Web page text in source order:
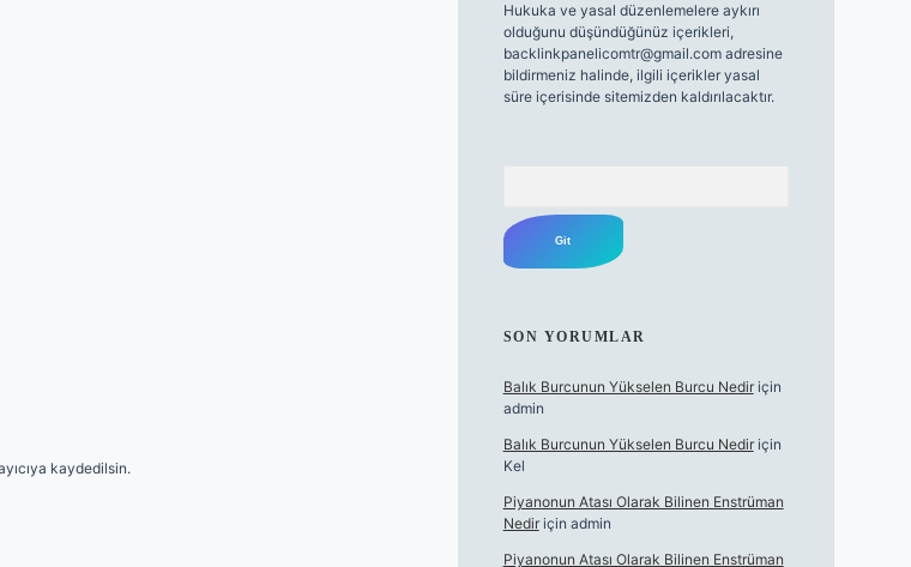
kaydedilsin.
Hukuka ve yasal düzenlemelere aykırı
olduğunu düşündüğünüz içerikleri,
backlinkpanelicomtr@gmail.comadresine
bildirmeniz halinde, ilgili içerikler yasal
süre içerisinde sitemizden kaldırılacaktır.
SON YORUMLAR
Balık Burcunun Yükselen Burcu Nediriçin
admin
Balık Burcunun Yükselen Burcu Nediriçin
Kel
Piyanonun Atası Olarak Bilinen Enstrüman
Nediriçin admin
Piyanonun Atası Olarak Bilinen Enstrüman